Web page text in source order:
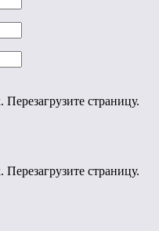
страницу.
страницу.